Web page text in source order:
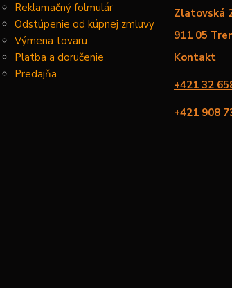
Reklamačný folmulár
Odstúpenie od kúpnej zmluvy
Výmena tovaru
Platba a doručenie
Predajňa
Zlatovská
911 05
Kontakt
+421 32
+421 908